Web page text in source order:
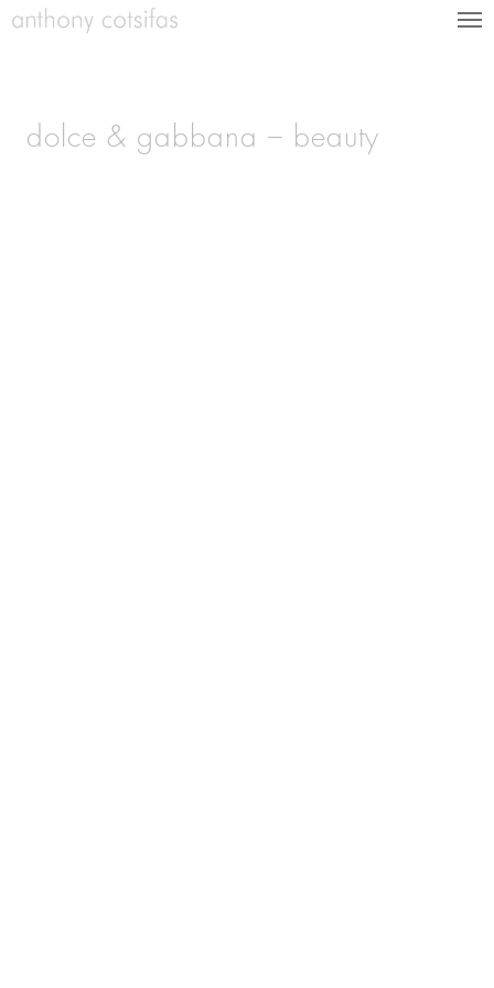
dolce & gabbana – beauty